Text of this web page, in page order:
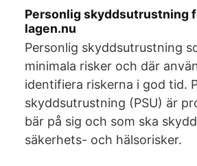
Personlig skyddsutrustning
lagen.nu
Personlig skyddsutrustning
minimala risker och där
identifiera riskerna i god tid.
skyddsutrustning (PSU) är
bär på sig och som ska
säkerhets- och hälsorisker.